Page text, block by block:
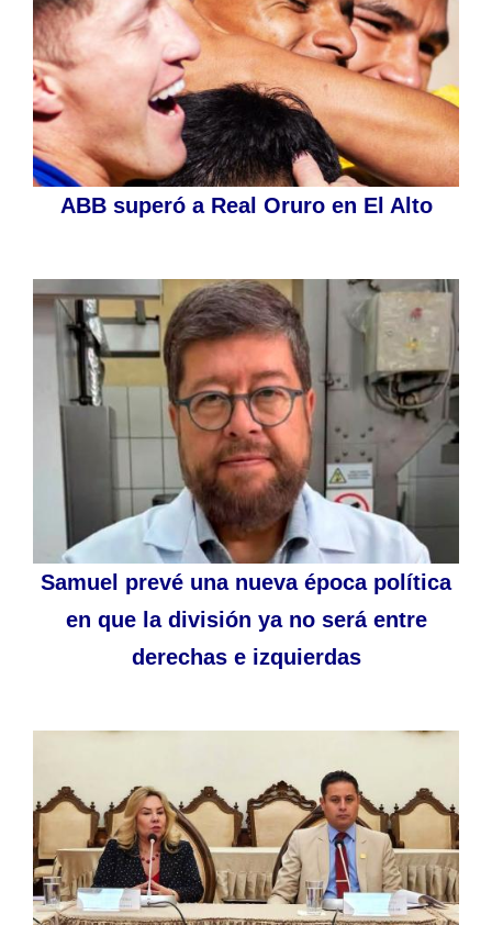
ABB superó a Real Oruro en El Alto
Samuel prevé una nueva época política
en que la división ya no será entre
derechas e izquierdas